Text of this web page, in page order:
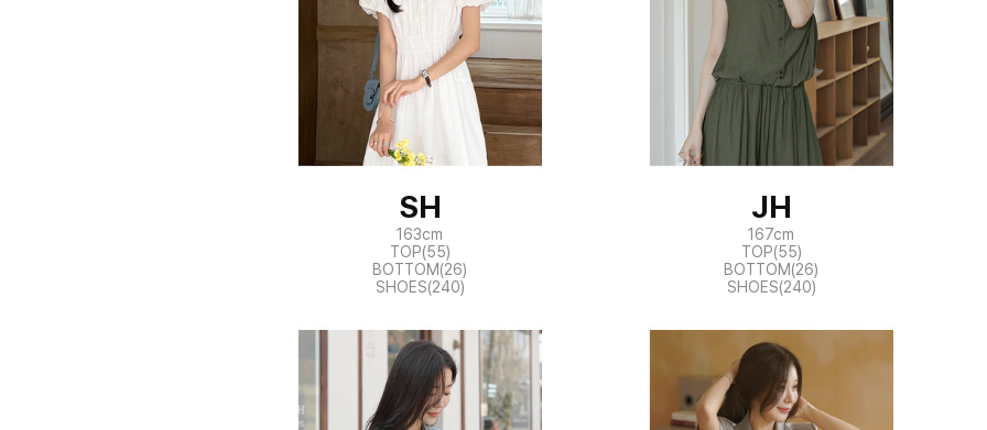
SH
163cm
TOP(55)
BOTTOM(26)
SHOES(240)
JH
167cm
TOP(55)
BOTTOM(26)
SHOES(240)